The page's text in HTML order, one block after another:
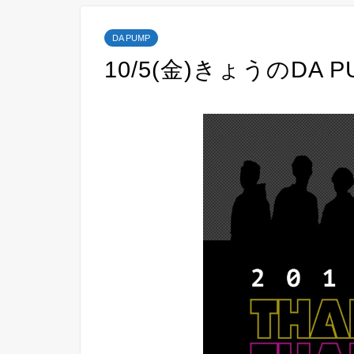
DA PUMP
10/5(金)きょうのDA